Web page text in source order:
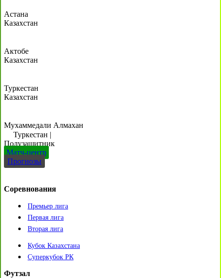
Астана
Казахстан
Актобе
Казахстан
Туркестан
Казахстан
Мухаммедали Алмахан
Туркестан |
Полузащитник
Матч-центр
Прогнозы
Соревнования
Премьер лига
Первая лига
Вторая лига
Кубок Казахстана
Суперкубок РК
Футзал